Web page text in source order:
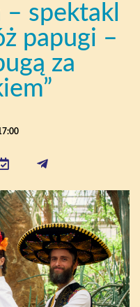
spektakl
papugi –
za